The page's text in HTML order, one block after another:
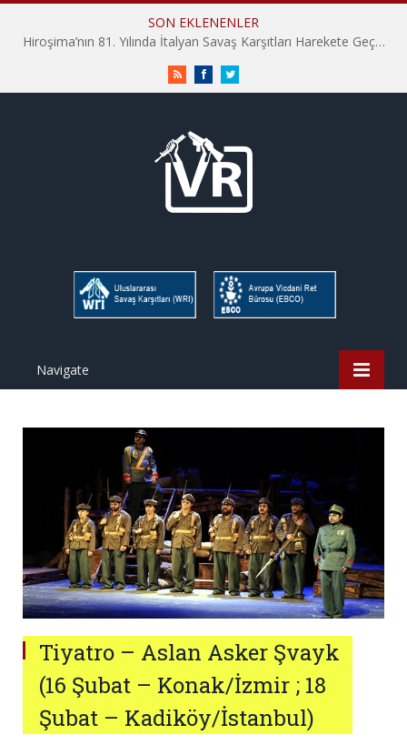
SON EKLENENLER
Hiroşima’nın 81. Yılında İtalyan Savaş Karşıtları Harekete Geçti: “Hatırlamak yeterli değil”
RSS FacebookTwitter
Navigate
Tiyatro – Aslan Asker Şvayk
(16 Şubat – Konak/İzmir ; 18
Şubat – Kadiköy/İstanbul)